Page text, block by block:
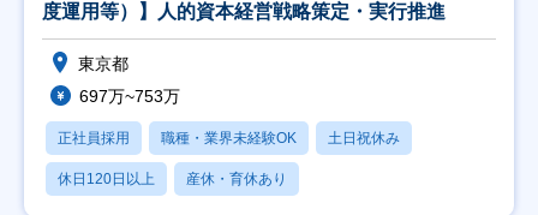
度運用等）】人的資本経営戦略策定・実行推進
東京都
697万~753万
正社員採用 職種・業界未経験OK 土日祝休み
休日120日以上 産休・育休あり